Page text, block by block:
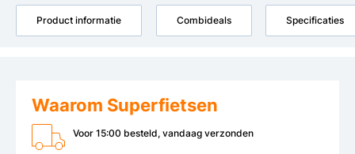
Product informatie Combideals Specificaties
Waarom Superfietsen
Voor 15:00 besteld, vandaag verzonden